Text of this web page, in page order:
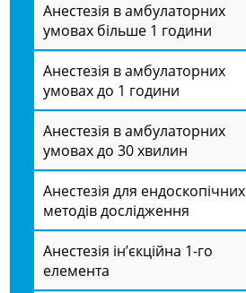
Анестезія в амбулаторних
умовах більше 1 години
Анестезія в амбулаторних
умовах до 1 години
Анестезія в амбулаторних
умовах до 30 хвилин
Анестезія для ендоскопічних
методів дослідження
Анестезія ін’єкційна 1-го
елемента